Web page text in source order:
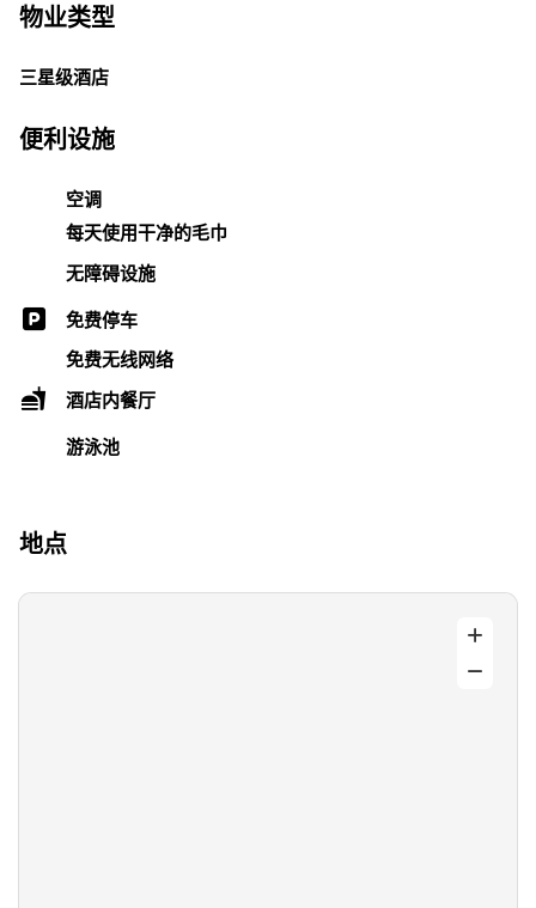
物业类型
三星级酒店
便利设施
空调
每天使用干净的毛巾
无障碍设施
免费停车
免费无线网络
酒店内餐厅
游泳池
地点